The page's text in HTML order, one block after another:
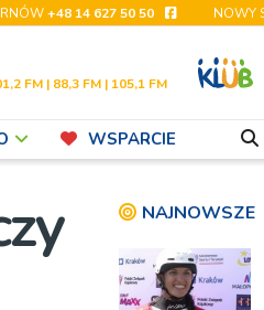
+48 14 627 50 50 NOWY
FM | 88,3 FM | 105,1 FM
WSPARCIE
NAJNOWSZE